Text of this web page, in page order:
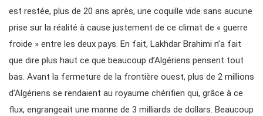
est restée, plus de 20 ans après, une coquille vide sans aucune
prise sur la réalité à cause justement de ce climat de « guerre
froide » entre les deux pays. En fait, Lakhdar Brahimi n’a fait
que dire plus haut ce que beaucoup d’Algériens pensent tout
bas. Avant la fermeture de la frontière ouest, plus de 2 millions
d’Algériens se rendaient au royaume chérifien qui, grâce à ce
flux, engrangeait une manne de 3 milliards de dollars. Beaucoup